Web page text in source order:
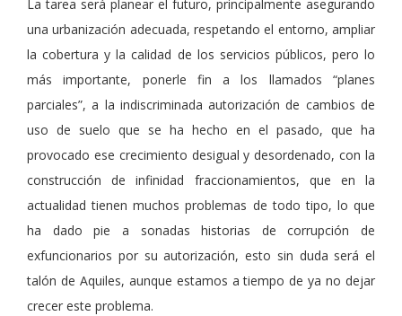
La tarea será planear el futuro, principalmente asegurando
una urbanización adecuada, respetando el entorno, ampliar
la cobertura y la calidad de los servicios públicos, pero lo
más importante, ponerle fin a los llamados “planes
parciales”, a la indiscriminada autorización de cambios de
uso de suelo que se ha hecho en el pasado, que ha
provocado ese crecimiento desigual y desordenado, con la
construcción de infinidad fraccionamientos, que en la
actualidad tienen muchos problemas de todo tipo, lo que
ha dado pie a sonadas historias de corrupción de
exfuncionarios por su autorización, esto sin duda será el
talón de Aquiles, aunque estamos a tiempo de ya no dejar
crecer este problema.